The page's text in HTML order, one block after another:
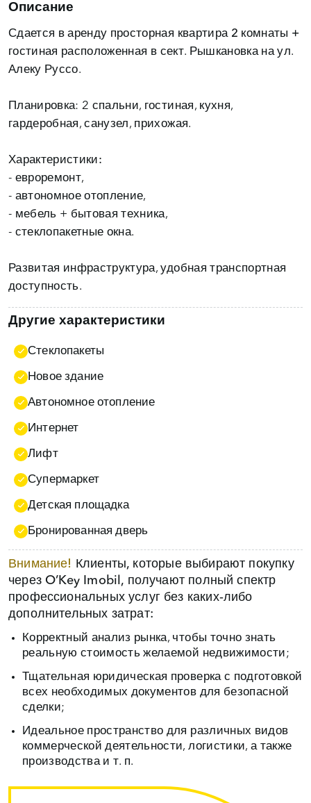
Описание
Сдается в аренду просторная квартира2 комнаты +
гостиная расположенная в сект. Рышкановка на ул.
Алеку Руссо.
Планировка: 2 спальни, гостиная, кухня,
гардеробная, санузел, прихожая.
Характеристики:
- евроремонт,
- автономное отопление,
- мебель + бытовая техника,
- стеклопакетные окна.
Развитая инфраструктура, удобная транспортная
доступность.
Другие характеристики
Стеклопакеты
Новое здание
Автономное отопление
Интернет
Лифт
Супермаркет
Детская площадка
Бронированная дверь
Внимание!
Клиенты, которые выбирают покупку
через O’Key Imobil, получают полный спектр
профессиональных услуг без каких‑либо
дополнительных затрат:
Корректный анализ рынка, чтобы точно знать
реальную стоимость желаемой недвижимости;
Тщательная юридическая проверка с подготовкой
всех необходимых документов для безопасной
сделки;
Идеальное пространство для различных видов
коммерческой деятельности, логистики, а также
производства и т. п.